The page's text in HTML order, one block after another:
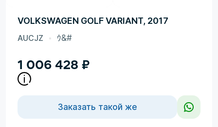
VOLKSWAGEN GOLF VARIANT, 2017
AUCJZ ｳ&#
1 006 428 ₽
Заказать такой же